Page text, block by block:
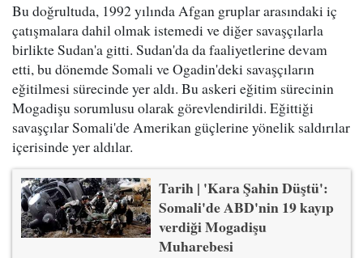
Bu doğrultuda, 1992 yılında Afgan gruplar arasındaki iç
çatışmalara dahil olmak istemedi ve diğer savaşçılarla
birlikte Sudan'a gitti. Sudan'da da faaliyetlerine devam
etti, bu dönemde Somali ve Ogadin'deki savaşçıların
eğitilmesi sürecinde yer aldı. Bu askeri eğitim sürecinin
Mogadişu sorumlusu olarak görevlendirildi. Eğittiği
savaşçılar Somali'de Amerikan güçlerine yönelik saldırılar
içerisinde yer aldılar.
Tarih | 'Kara Şahin Düştü':
Somali'de ABD'nin 19 kayıp
verdiği Mogadişu
Muharebesi